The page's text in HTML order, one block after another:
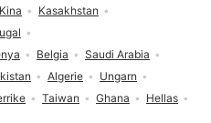
Kina
Kasakhstan
Belgia
Saudi Arabia
Algerie
Ungarn
Taiwan Ghana
Hellas